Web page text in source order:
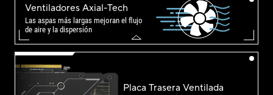
Ventiladores Axial-Tech
Las aspas más largas mejoran el flujo
de aire y la dispersión
Placa Trasera Ventilada